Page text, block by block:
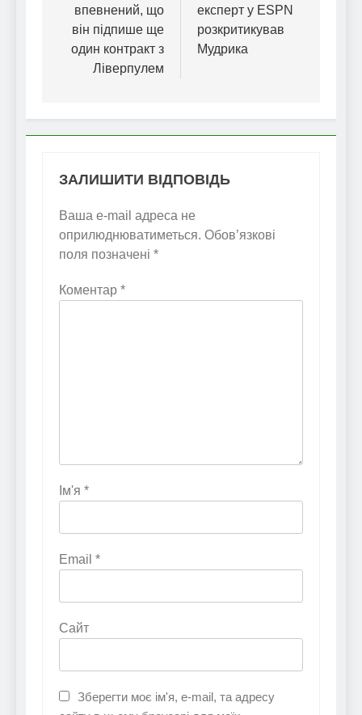
впевнений, що
він підпише ще
один контракт з
Ліверпулем
експерт у ESPN
розкритикував
Мудрика
ЗАЛИШИТИ ВІДПОВІДЬ
Ваша e-mail адреса не
оприлюднюватиметься. Обов’язкові
поля позначені *
Коментар *
Ім'я *
Email *
Сайт
Зберегти моє ім'я, e-mail, та адресу